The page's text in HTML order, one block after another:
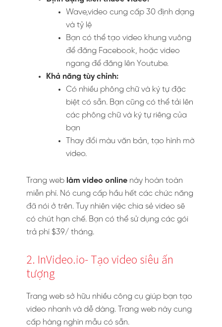
Wave,video cung cấp 30 định dạng
và tỷ lệ
Bạn có thể tạo video khung vuông
để đăng Facebook, hoặc video
ngang để đăng lên Youtube.
Khả năng tùy chỉnh:
Có nhiều phông chữ và ký tự đặc
biệt có sẵn. Bạn cũng có thể tải lên
các phông chữ và ký tự riêng của
bạn
Thay đổi màu văn bản, tạo hình mờ
video.
Trang web làm video online này hoàn toàn
miễn phí. Nó cung cấp hầu hết các chức năng
đã nói ở trên. Tuy nhiên việc chia sẻ video sẽ
có chút hạn chế. Bạn có thể sử dụng các gói
trả phí $39/ tháng.
2. InVideo.io- Tạo video siêu ấn
tượng
Trang web sở hữu nhiều công cụ giúp bạn tạo
video nhanh và dễ dàng. Trang web này cung
cấp hàng nghìn mẫu có sẵn.